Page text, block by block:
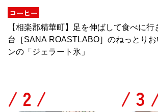
コーヒー
【相楽郡精華町】足を伸ばして食べに
台［SANA ROASTLABO］のねっとりお
ンの「ジェラート氷」
/